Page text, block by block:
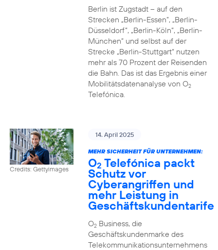
Berlin ist Zugstadt – auf den
Strecken „Berlin-Essen”, „Berlin-
Düsseldorf”, „Berlin-Köln”, „Berlin-
München” und selbst auf der
Strecke „Berlin-Stuttgart“ nutzen
mehr als 70 Prozent der Reisenden
die Bahn. Das ist das Ergebnis einer
Mobilitätsdatenanalyse von O2
Telefónica.
Credits: Gettyimages
14. April 2025
MEHR SICHERHEIT FÜR UNTERNEHMEN:
O2 Telefónica packt
Schutz vor
Cyberangriffen und
mehr Leistung in
Geschäftskundentarife
O2Business, die
Geschäftskundenmarke des
Telekommunikationsunternehmens